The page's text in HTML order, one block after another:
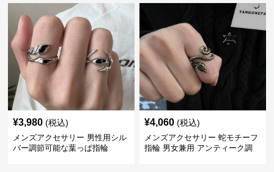
¥3,980 (税込)
メンズアクセサリー 男性用シル
バー調節可能な葉っぱ指輪
¥4,060 (税込)
メンズアクセサリー 蛇モチーフ
指輪 男女兼用 アンティーク調